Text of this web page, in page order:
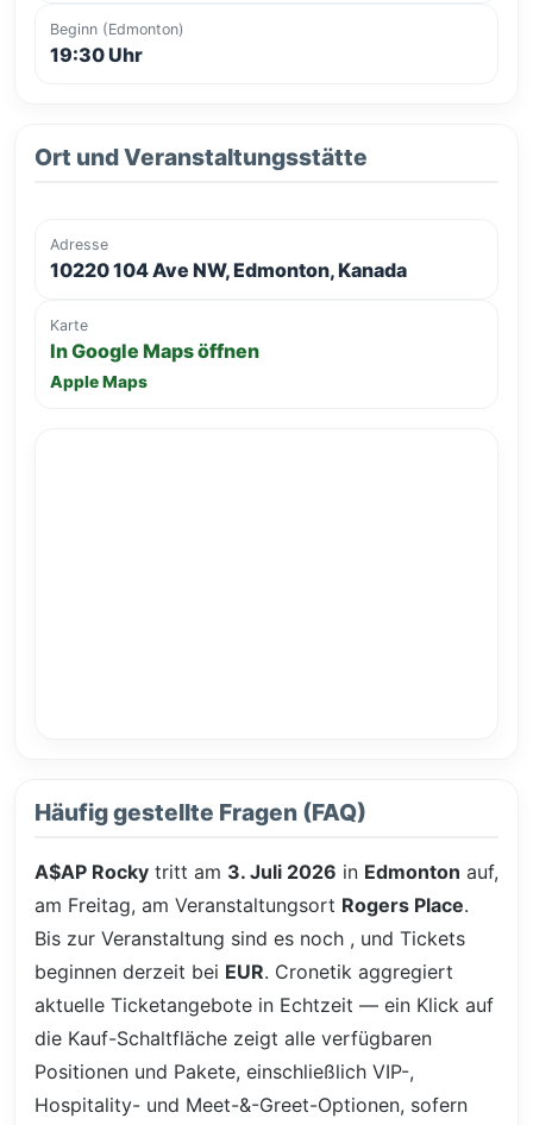
Beginn (Edmonton)
19:30 Uhr
Ort und Veranstaltungsstätte
Adresse
10220 104 Ave NW, Edmonton, Kanada
Karte
In Google Maps öffnen
Apple Maps
Häufig gestellte Fragen (FAQ)
A$AP Rocky tritt am 3. Juli 2026 in Edmonton auf,
am Freitag, am Veranstaltungsort Rogers Place.
Bis zur Veranstaltung sind es noch , und Tickets
beginnen derzeit bei EUR. Cronetik aggregiert
aktuelle Ticketangebote in Echtzeit — ein Klick auf
die Kauf-Schaltfläche zeigt alle verfügbaren
Positionen und Pakete, einschließlich VIP-,
Hospitality- und Meet-&-Greet-Optionen, sofern